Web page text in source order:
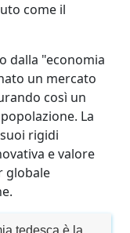
come il
dalla "economia
un mercato
così un
La
rigidi
e valore
globale
tedesca è la